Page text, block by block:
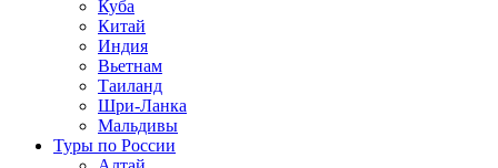
Куба
Китай
Индия
Вьетнам
Таиланд
Шри-Ланка
Мальдивы
Туры по России